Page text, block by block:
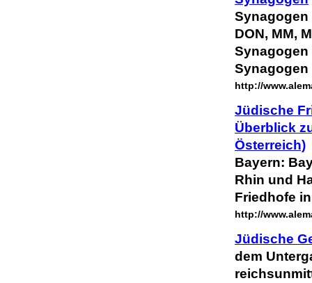
DON, MM,
Synagogen
Synagogen
http://
Jüdische
Überblick
Österreich)
Bayern:
Rhin und
Friedhofe
http://
Jüdische
dem